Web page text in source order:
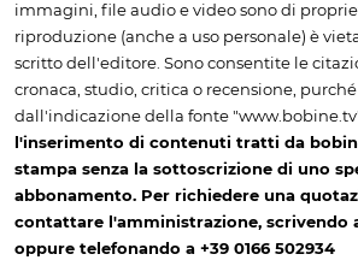
immagini, file audio e video sono di
riproduzione (anche a uso personale) è
scritto dell'editore. Sono consentite le
cronaca, studio, critica o recensione,
dall'indicazione della fonte
l'inserimento di contenuti tratti da
stampa senza la sottoscrizione di uno
abbonamento. Per richiedere una
contattare l'amministrazione, scrivendo
oppure telefonando a +39 0166 502934